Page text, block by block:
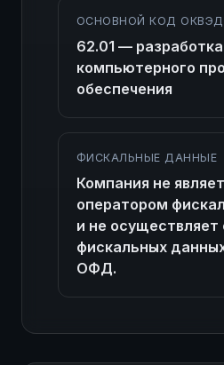
ОСНОВНОЙ КОД ОКВЭД
62.01 — разработка
компьютерного
обеспечения
ФИСКАЛЬНЫЕ ДАННЫЕ
Компания не
оператором
и не осуществляет
фискальных
ОФД.